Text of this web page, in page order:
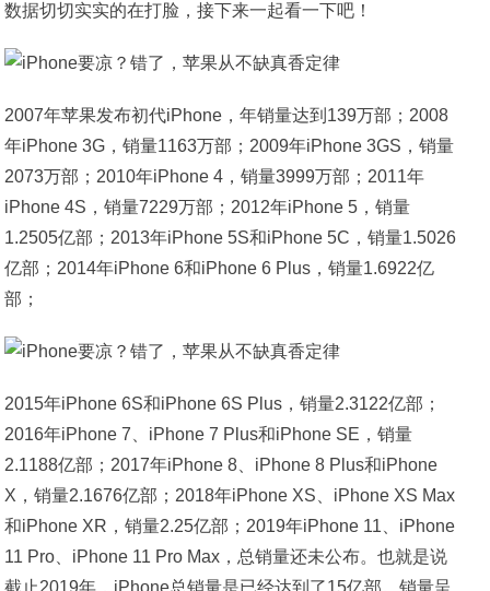
数据切切实实的在打脸，接下来一起看一下吧！
2007年苹果发布初代iPhone，年销量达到139万部；2008
年iPhone 3G，销量1163万部；2009年iPhone 3GS，销量
2073万部；2010年iPhone 4，销量3999万部；2011年
iPhone 4S，销量7229万部；2012年iPhone 5，销量
1.2505亿部；2013年iPhone 5S和iPhone 5C，销量1.5026
亿部；2014年iPhone 6和iPhone 6 Plus，销量1.6922亿
部；
2015年iPhone 6S和iPhone 6S Plus，销量2.3122亿部；
2016年iPhone 7、iPhone 7 Plus和iPhone SE，销量
2.1188亿部；2017年iPhone 8、iPhone 8 Plus和iPhone
X，销量2.1676亿部；2018年iPhone XS、iPhone XS Max
和iPhone XR，销量2.25亿部；2019年iPhone 11、iPhone
11 Pro、iPhone 11 Pro Max，总销量还未公布。也就是说
截止2019年，iPhone总销量是已经达到了15亿部。销量呈